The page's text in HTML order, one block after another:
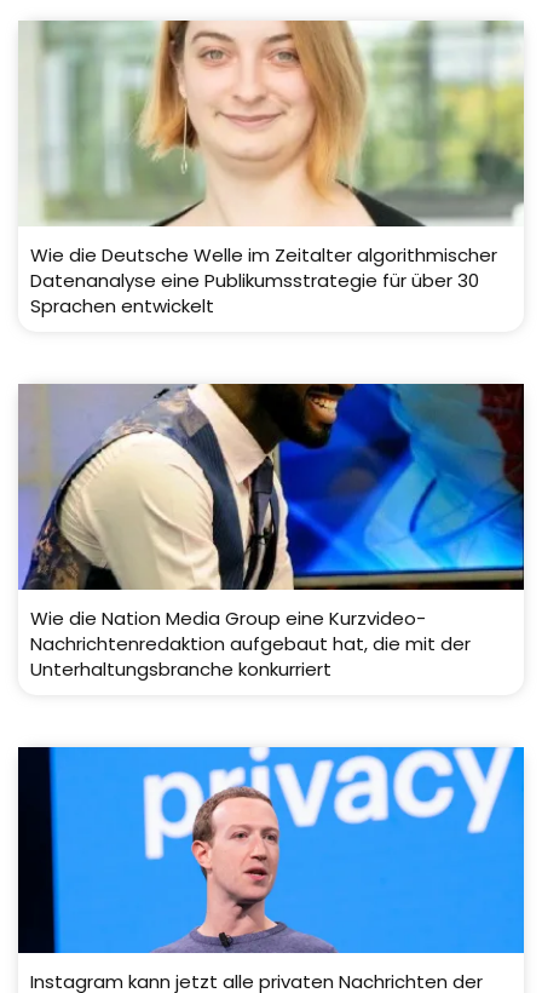
Wie die Deutsche Welle im Zeitalter algorithmischer
Datenanalyse eine Publikumsstrategie für über 30
Sprachen entwickelt
Wie die Nation Media Group eine Kurzvideo-
Nachrichtenredaktion aufgebaut hat, die mit der
Unterhaltungsbranche konkurriert
Instagram kann jetzt alle privaten Nachrichten der